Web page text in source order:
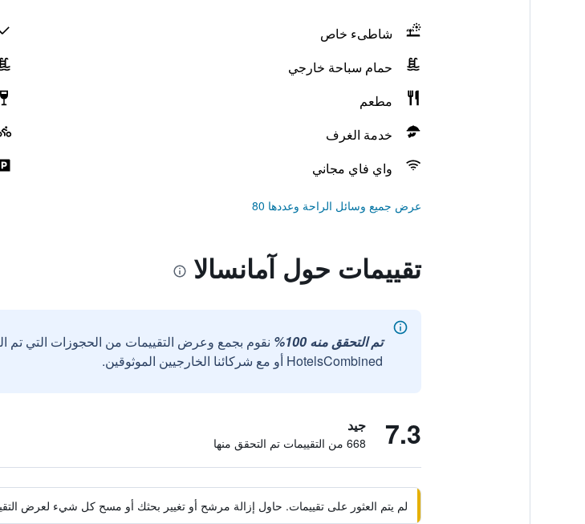
شاطىء خاص
حمام سباحة خارجي
مطعم
خدمة الغرف
واي فاي مجاني
عرض جميع وسائل الراحة وعددها 80
تقييمات حول آمانسالا
تم التحقق منه 100%
نقوم بجمع وعرض التقييمات من الحجوزات التي تم
HotelsCombined أو مع شركائنا الخارجيين الموثوقين.
7.3 جيد
668 من التقييمات تم التحقق منها
لم يتم العثور على تقييمات. حاول إزالة مرشح أو تغيير بحثك أو مسح كل شيء لعرض